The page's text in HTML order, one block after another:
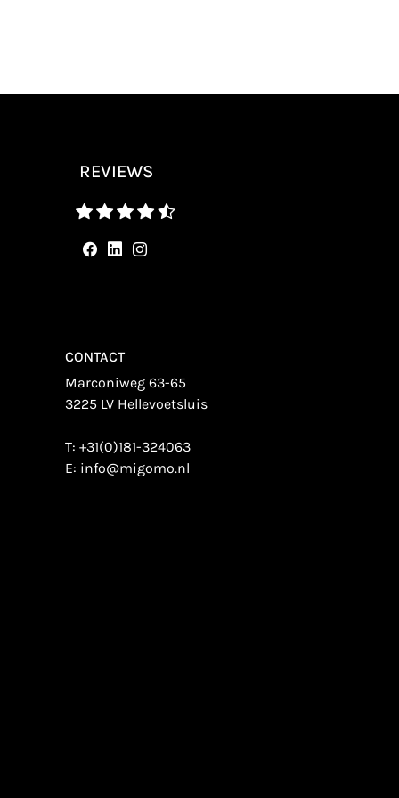
REVIEWS
CONTACT
Marconiweg 63-65
3225 LV Hellevoetsluis
T:+31(0)181-324063
E: info@migomo.nl